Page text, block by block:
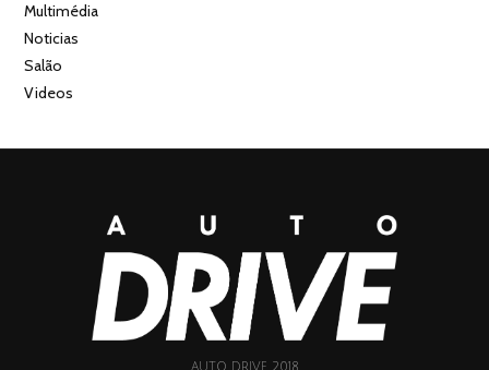
Multimédia
Noticias
Salão
Videos
AUTO DRIVE 2018